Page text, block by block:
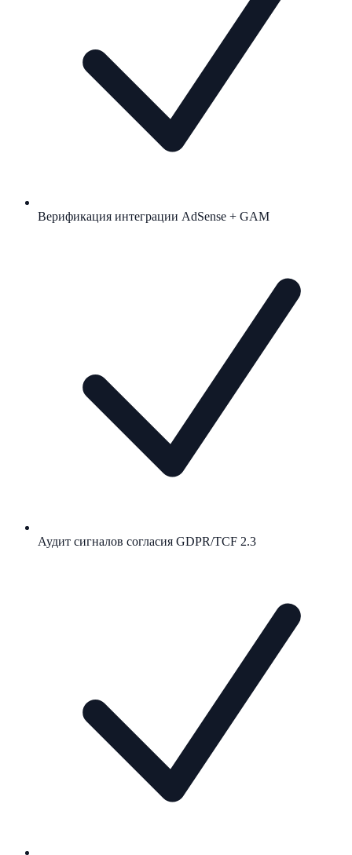
Верификация интеграции AdSense + GAM
Аудит сигналов согласия GDPR/TCF 2.3